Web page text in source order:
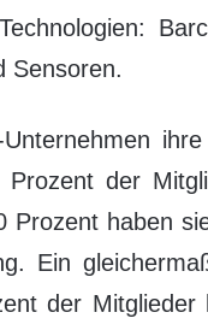
Sensoren.
der
Prozent haben
Ein
der Mitglieder